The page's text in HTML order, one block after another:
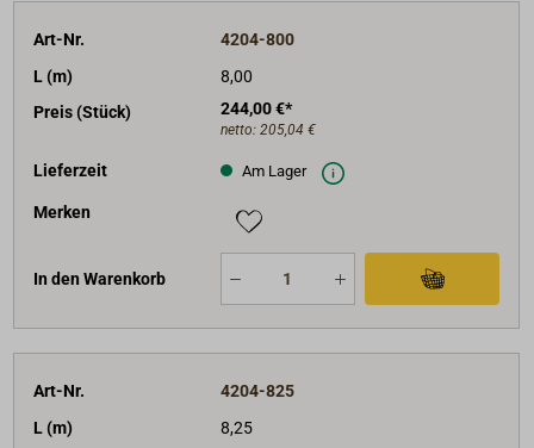
Art-Nr.
4204-800
L (m)
8,00
Preis (Stück)
244,00 €*
netto: 205,04 €
Lieferzeit Am Lager
Merken
In den Warenkorb
Art-Nr.
4204-825
L (m)
8,25